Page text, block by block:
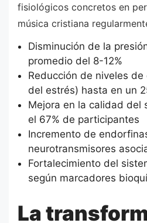
fisiológicos concretos en
música cristiana
Disminución de la
promedio del 8-12%
Reducción de niveles
del estrés) hasta en un
Mejora en la calidad del
el 67% de participantes
Incremento de
neurotransmisores
Fortalecimiento del
según marcadores
La